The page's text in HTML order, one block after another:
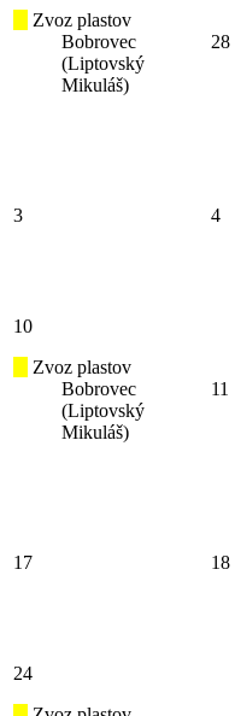
Zvoz plastov
Bobrovec
(Liptovský
Mikuláš)
28
3 4
10
Zvoz plastov
Bobrovec
(Liptovský
Mikuláš)
11
17 18
24